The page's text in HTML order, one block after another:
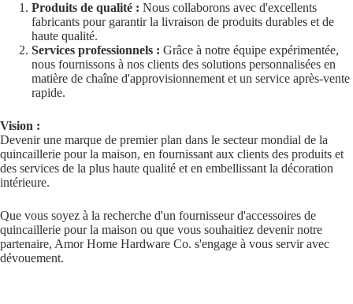
Produits de qualité : Nous collaborons avec d'excellents
fabricants pour garantir la livraison de produits durables et de
haute qualité.
Services professionnels : Grâce à notre équipe expérimentée,
nous fournissons à nos clients des solutions personnalisées en
matière de chaîne d'approvisionnement et un service après-vente
rapide.
Vision :
Devenir une marque de premier plan dans le secteur mondial de la
quincaillerie pour la maison, en fournissant aux clients des produits et
des services de la plus haute qualité et en embellissant la décoration
intérieure.
Que vous soyez à la recherche d'un fournisseur d'accessoires de
quincaillerie pour la maison ou que vous souhaitiez devenir notre
partenaire, Amor Home Hardware Co. s'engage à vous servir avec
dévouement.